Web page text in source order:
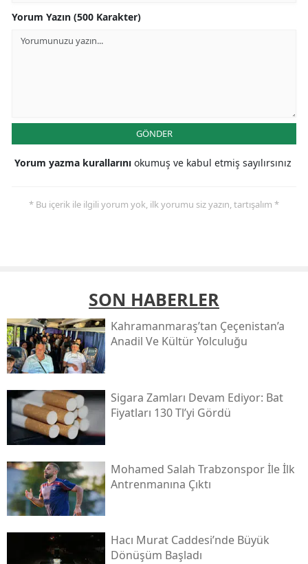
Yorum Yazın (500 Karakter)
GÖNDER
Yorum yazma kurallarını okumuş ve kabul etmiş sayılırsınız
* Bu içerik ile ilgili yorum yok, ilk yorumu siz yazın, tartışalım *
SON HABERLER
Kahramanmaraş’tan Çeçenistan’a
Anadil Ve Kültür Yolculuğu
Sigara Zamları Devam Ediyor: Bat
Fiyatları 130 Tl’yi Gördü
Mohamed Salah Trabzonspor İle İlk
Antrenmanına Çıktı
Hacı Murat Caddesi’nde Büyük
Dönüşüm Başladı